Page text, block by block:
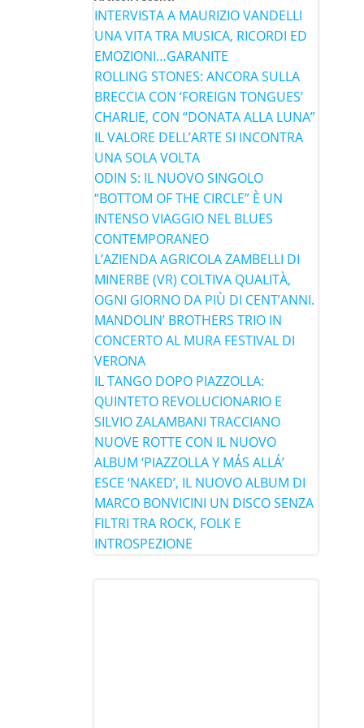
INTERVISTA A MAURIZIO VANDELLI
UNA VITA TRA MUSICA, RICORDI ED
EMOZIONI…GARANITE
ROLLING STONES: ANCORA SULLA
BRECCIA CON ‘FOREIGN TONGUES’
CHARLIE, CON “DONATA ALLA LUNA”
IL VALORE DELL’ARTE SI INCONTRA
UNA SOLA VOLTA
ODIN S: IL NUOVO SINGOLO
“BOTTOM OF THE CIRCLE” È UN
INTENSO VIAGGIO NEL BLUES
CONTEMPORANEO
L’AZIENDA AGRICOLA ZAMBELLI DI
MINERBE (VR) COLTIVA QUALITÀ,
OGNI GIORNO DA PIÙ DI CENT’ANNI.
MANDOLIN’ BROTHERS TRIO IN
CONCERTO AL MURA FESTIVAL DI
VERONA
IL TANGO DOPO PIAZZOLLA:
QUINTETO REVOLUCIONARIO E
SILVIO ZALAMBANI TRACCIANO
NUOVE ROTTE CON IL NUOVO
ALBUM ‘PIAZZOLLA Y MÁS ALLÁ’
ESCE ‘NAKED’, IL NUOVO ALBUM DI
MARCO BONVICINI UN DISCO SENZA
FILTRI TRA ROCK, FOLK E
INTROSPEZIONE